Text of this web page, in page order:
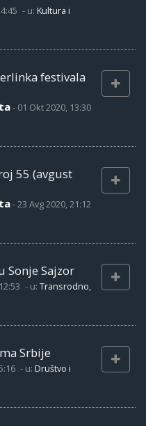
- u: Kultura i
festivala
- 01 Okt 2020, 13:30
55 (avgust
-23 Avg 2020, 21:12
Sonje Sajzor
- u: Transrodno,
Srbije
- u: Društvo i